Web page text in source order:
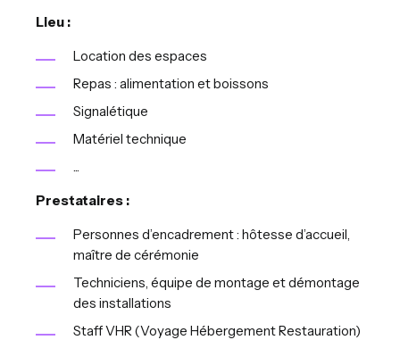
Lieu :
Location des espaces
Repas : alimentation et boissons
Signalétique
Matériel technique
Prestataires :
Personnes d’encadrement : hôtesse d’accueil,
maître de cérémonie
Techniciens, équipe de montage et démontage
des installations
Staff VHR (Voyage Hébergement Restauration)